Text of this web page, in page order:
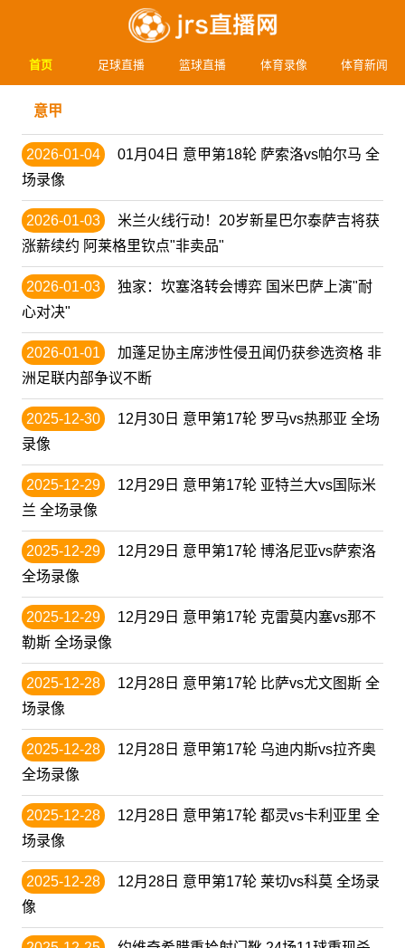
首页 足球直播 篮球直播 体育录像 体育新闻
意甲
2026-01-04
01月04日 意甲第18轮 萨索洛vs帕尔马 全
场录像
2026-01-03
米兰火线行动！20岁新星巴尔泰萨吉将获
涨薪续约 阿莱格里钦点"非卖品"
2026-01-03
独家：坎塞洛转会博弈 国米巴萨上演"耐
心对决"
2026-01-01
加蓬足协主席涉性侵丑闻仍获参选资格 非
洲足联内部争议不断
2025-12-30
12月30日 意甲第17轮 罗马vs热那亚 全场
录像
2025-12-29
12月29日 意甲第17轮 亚特兰大vs国际米
兰 全场录像
2025-12-29
12月29日 意甲第17轮 博洛尼亚vs萨索洛
全场录像
2025-12-29
12月29日 意甲第17轮 克雷莫内塞vs那不
勒斯 全场录像
2025-12-28
12月28日 意甲第17轮 比萨vs尤文图斯 全
场录像
2025-12-28
12月28日 意甲第17轮 乌迪内斯vs拉齐奥
全场录像
2025-12-28
12月28日 意甲第17轮 都灵vs卡利亚里 全
场录像
2025-12-28
12月28日 意甲第17轮 莱切vs科莫 全场录
像